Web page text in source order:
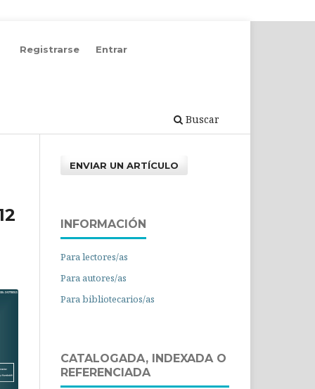
Buscar
Registrarse Entrar
ENVIAR UN ARTÍCULO
INFORMACIÓN
Para lectores/as
Para autores/as
Para bibliotecarios/as
CATALOGADA, INDEXADA O
REFERENCIADA